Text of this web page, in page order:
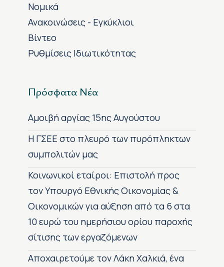
Νομικά
Ανακοινώσεις - Εγκύκλιοι
Βίντεο
Ρυθμίσεις Ιδιωτικότητας
Πρόσφατα Νέα
Αμοιβή αργίας 15ης Αυγούστου
H ΓΣΕΕ στο πλευρό των πυρόπληκτων
συμπολιτών μας
Κοινωνικοί εταίροι: Επιστολή προς
τον Υπουργό Εθνικής Οικονομίας &
Οικονομικών για αύξηση από τα 6 στα
10 ευρώ του ημερήσιου ορίου παροχής
σίτισης των εργαζόμενων
Αποχαιρετούμε τον Λάκη Χαλκιά, ένα